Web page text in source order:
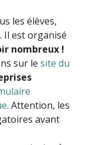
les élèves,
Il est organisé
nombreux !
sur le site du
. Attention, les
avant